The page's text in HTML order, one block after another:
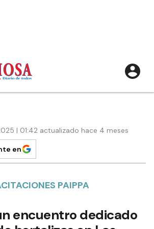
| 01:42 actualizado hace 4 meses
en
PAIPPA
encuentro dedicado